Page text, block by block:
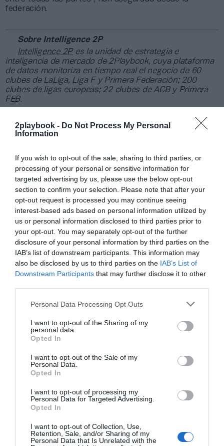
2playbook - Do Not Process My Personal
Information
If you wish to opt-out of the sale, sharing to third parties, or
processing of your personal or sensitive information for
targeted advertising by us, please use the below opt-out
section to confirm your selection. Please note that after your
opt-out request is processed you may continue seeing
interest-based ads based on personal information utilized by
us or personal information disclosed to third parties prior to
your opt-out. You may separately opt-out of the further
disclosure of your personal information by third parties on the
IAB’s list of downstream participants. This information may
also be disclosed by us to third parties on the IAB’s List of
Downstream Participants that may further disclose it to other
Personal Data Processing Opt Outs
I want to opt-out of the Sharing of my
personal data.
Opted In
I want to opt-out of the Sale of my
Personal Data.
Opted In
I want to opt-out of processing my
Personal Data for Targeted Advertising.
Opted In
I want to opt-out of Collection, Use,
Retention, Sale, and/or Sharing of my
Personal Data that Is Unrelated with the
Índex2P
Rfef
federación.
Sobre Intelligence 2P
Intelligence 2Pes la unidad de estrategia e
inteligencia de mercado de 2Playbook, cuya plataforma
de datos monitoriza en tiempo real el negocio de 60
clubes de LaLiga, Liga F y Primera Federación; 200
clubes de ligas europeas; 22 clubes de ACB y Primera
FEB.
contratos de patrocinio, de los que 25.000
corresponden al mercado español y más de 8.000 a
marcas, categorías de producto y valor económico
aproximado de cada acuerdo. Si quieres más
información, contacta con nosotros
enintelligence@2playbook.com.
Añadir2Playbookcomo fuente preferida de Google
de forma gratuita
Mantente informado con las últimas noticias de actualidad.
ACTIVAR AHORA
Compartir
Publicidad